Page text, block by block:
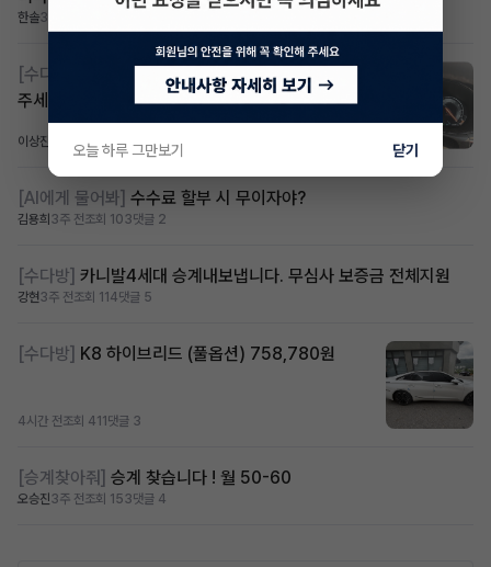
한솔3주 전
[수다방]
Gv70 승계자분 구합니다 지원금 협의연락
주세요
이상진 4일 전 조회 198 댓글 1
[AI에게 물어봐] 수수료 할부 시 무이자야?
김용희 3주 전조회 103댓글 2
[수다방] 카니발4세대 승계내보냅니다. 무심사 보증금 전체지원
강현3주 전조회 114댓글 5
[수다방] K8 하이브리드 (풀옵션) 758,780원
4시간 전조회 411 댓글 3
[승계찾아줘] 승계 찾습니다 ! 월 50-60
오승진3주 전조회 153댓글 4
오늘 하루 그만보기 닫기